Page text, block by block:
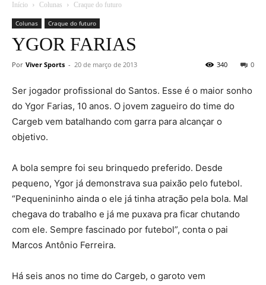
Início Colunas Craque do futuro
Colunas Craque do futuro
YGOR FARIAS
Por Viver Sports - 20 de março de 2013 0
340
Ser jogador profissional do Santos. Esse é o maior sonho
do Ygor Farias, 10 anos. O jovem zagueiro do time do
Cargeb vem batalhando com garra para alcançar o
objetivo.
A bola sempre foi seu brinquedo preferido. Desde
pequeno, Ygor já demonstrava sua paixão pelo futebol.
“Pequenininho ainda o ele já tinha atração pela bola. Mal
chegava do trabalho e já me puxava pra ficar chutando
com ele. Sempre fascinado por futebol”, conta o pai
Marcos Antônio Ferreira.
Há seis anos no time do Cargeb, o garoto vem